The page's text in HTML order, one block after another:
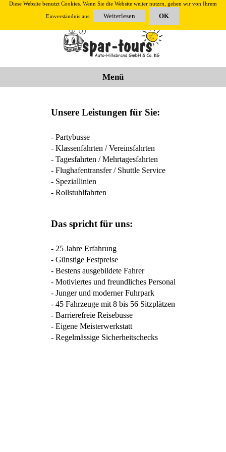
Diese Website benutzt Cookies. Wenn Sie die Website weiter nutzrn, gehen wir von Ihrem
Einverständnis aus. Weiterlesen OK
Menü
Unsere Leistungen für Sie:
- Partybusse
- Klassenfahrten / Vereinsfahrten
- Tagesfahrten / Mehrtagesfahrten
- Flughafentransfer / Shuttle Service
- Speziallinien
- Rollstuhlfahrten
Das spricht für uns:
- 25 Jahre Erfahrung
- Günstige Festpreise
- Bestens ausgebildete Fahrer
- Motiviertes und freundliches Personal
- Junger und moderner Fuhrpark
- 45 Fahrzeuge mit 8 bis 56 Sitzplätzen
- Barrierefreie Reisebusse
- Eigene Meisterwerkstatt
- Regelmässige Sicherheitschecks